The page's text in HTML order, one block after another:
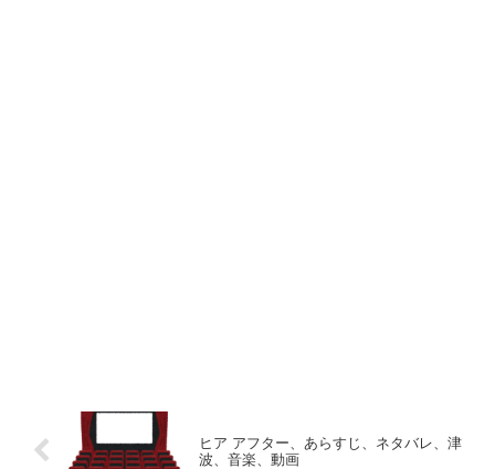
ヒア アフター、あらすじ、ネタバレ、津
波、音楽、動画